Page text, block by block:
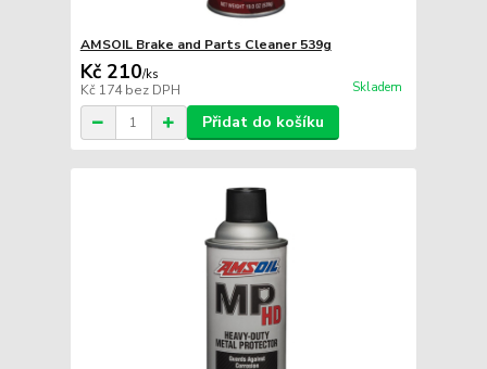
AMSOIL Brake and Parts Cleaner 539g
Kč 210/ks
Kč 174bez DPH Skladem
Přidat do košíku